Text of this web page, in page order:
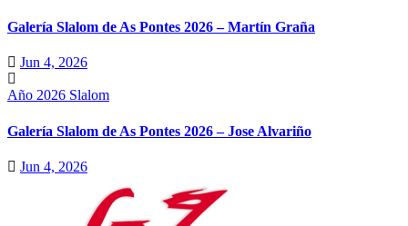
Galería Slalom de As Pontes 2026 – Martín Graña
Jun 4, 2026
Año 2026 Slalom
Galería Slalom de As Pontes 2026 – Jose Alvariño
Jun 4, 2026